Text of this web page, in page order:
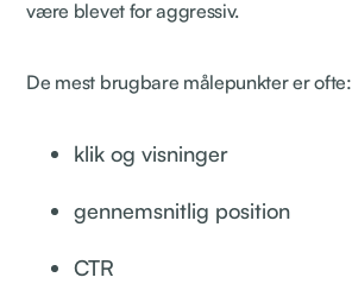
være blevet for aggressiv.
De mest brugbare målepunkter er ofte:
klik og visninger
gennemsnitlig position
CTR